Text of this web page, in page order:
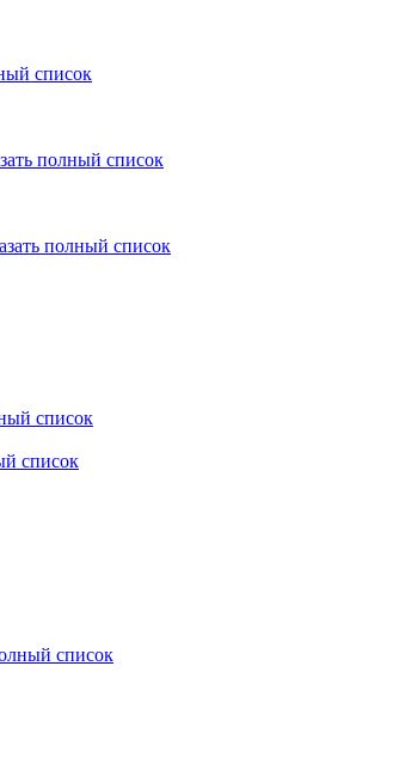
список
полный список
полный список
список
список
список